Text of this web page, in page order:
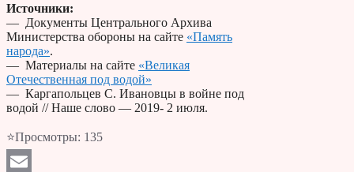
Источники:
— Документы Центрального Архива
Министерства обороны на сайте «Память
народа».
— Материалы на сайте «Великая
Отечественная под водой»
— Каргапольцев С. Ивановцы в войне под
водой // Наше слово — 2019- 2 июля.
⭐Просмотры: 135